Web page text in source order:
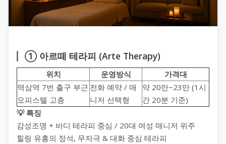
① 아르떼 테라피 (Arte Therapy)
위치 운영방식
가격대
역삼역 7번 출구 부근
오피스텔 고층
전화 예약 / 매
니저 선택형
약 20만~23만 (1시
간 20분 기준)
💡 특징
감성조명 + 바디 테라피 중심 / 20대 여성 매니저 위주
힐링 유흥의 정석, 무자극 & 대화 중심 테라피